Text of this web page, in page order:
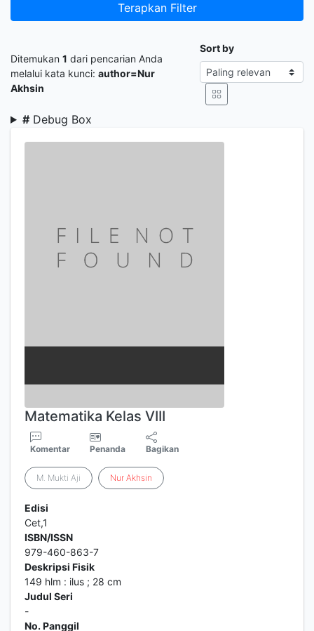
Terapkan Filter
Ditemukan 1 dari pencarian Anda
melalui kata kunci: author=Nur
Akhsin
Sort by
# Debug Box
Matematika Kelas VIII
Komentar Penanda Bagikan
M. Mukti Aji Nur Akhsin
Edisi
Cet,1
ISBN/ISSN
979-460-863-7
Deskripsi Fisik
149 hlm : ilus ; 28 cm
Judul Seri
-
No. Panggil